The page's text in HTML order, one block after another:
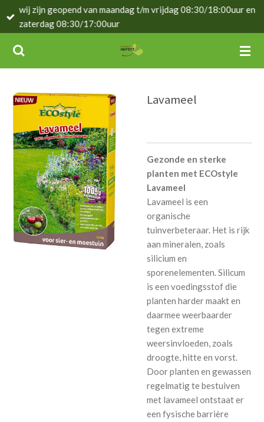
Ga
direct
de
hoofdinhoud
wij zijn geopend van maandag t/m vrijdag 08:30/18:00uur en
zaterdag 08:30/17:00uur
Lavameel
Gezonde en sterke
planten met ECOstyle
Lavameel
Lavameel is een
organische
tuinverbeteraar. Het is rijk
aan mineralen, zoals
silicium en
sporenelementen. Silicum
is een voedingsstof die
planten harder maakt en
daarmee weerbaarder
tegen extreme
weersinvloeden, zoals
droogte, hitte en vorst.
Door planten en gewassen
regelmatig te bestuiven
met lavameel ontstaat er
een fysische barrière